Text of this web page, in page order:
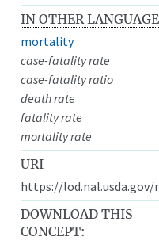
IN OTHER
mortality
case-fatality rate
case-fatality ratio
death rate
fatality rate
mortality rate
URI
https://lod.nal.usda.gov/
DOWNLOAD THIS
CONCEPT: